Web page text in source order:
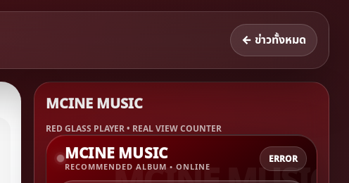
← ข่าวทั้งหมด
MCINE MUSIC
RED GLASS PLAYER • REAL VIEW COUNTER
MCINE MUSIC
RECOMMENDED ALBUM • ONLINE
ERROR